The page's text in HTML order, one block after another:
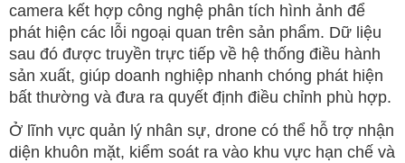
camera kết hợp công nghệ phân tích hình ảnh để
phát hiện các lỗi ngoại quan trên sản phẩm. Dữ liệu
sau đó được truyền trực tiếp về hệ thống điều hành
sản xuất, giúp doanh nghiệp nhanh chóng phát hiện
bất thường và đưa ra quyết định điều chỉnh phù hợp.
Ở lĩnh vực quản lý nhân sự, drone có thể hỗ trợ nhận
diện khuôn mặt, kiểm soát ra vào khu vực hạn chế và